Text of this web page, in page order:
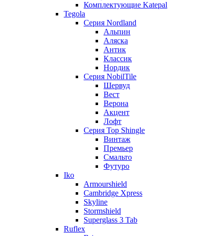
Комплектующие Katepal
Tegola
Серия Nordland
Альпин
Аляска
Антик
Классик
Нордик
Серия NobilTile
Шервуд
Вест
Верона
Акцент
Лофт
Серия Top Shingle
Винтаж
Премьер
Смальто
Футуро
Iko
Armourshield
Cambridge Xpress
Skyline
Stormshield
Superglass 3 Tab
Ruflex